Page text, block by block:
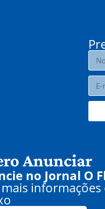
Anunciar
no Jornal O
mais